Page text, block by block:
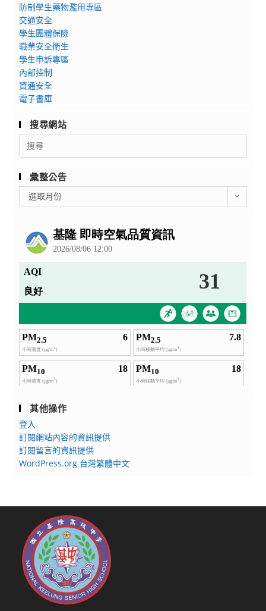
防制學生藥物濫用專區
交通安全
學生團體保險
職業安全衛生
學生申訴專區
內部控制
資通安全
電子書庫
搜尋網站
Search
for:
彙整公告
整
選取月份
其他操作
登入
訂閱網站內容的資訊提供
訂閱留言的資訊提供
WordPress.org 台灣繁體中文